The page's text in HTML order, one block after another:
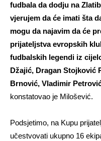
fudbala da dodju na
vjerujem da će imati šta
mogu da najavim da će
prijateljstva evropskih
fudbalskih legendi iz
Džajić, Dragan Stojković
Brnović, Vladimir
konstatovao je Milošević.
Podsjetimo, na Kupu
učestvovati ukupno 16